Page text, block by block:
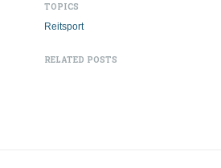
TOPICS
Reitsport
RELATED POSTS